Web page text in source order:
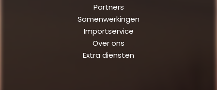
Partners
Samenwerkingen
Importservice
Over ons
Extra diensten